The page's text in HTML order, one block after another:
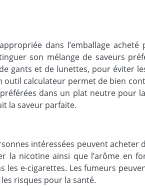
dans l’emballage
son mélange de saveurs
gants et de lunettes, pour éviter
calculateur permet de bien
dans un plat neutre pour
la saveur parfaite.
intéressées peuvent acheter
nicotine ainsi que l’arôme en
e-cigarettes. Les fumeurs
risques pour la santé.